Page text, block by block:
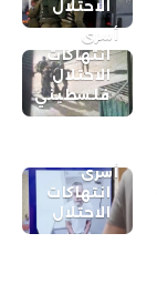
الاحتلال
أسرى
انتهاكات
الاحتلال
فلسطيني
أسرى
انتهاكات
الاحتلال